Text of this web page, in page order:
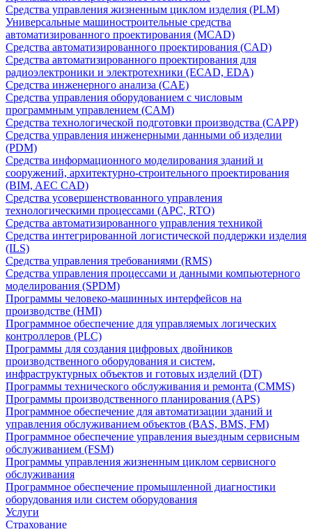
Средства управления жизненным циклом изделия (PLM)
Универсальные машиностроительные средства
автоматизированного проектирования (MCAD)
Средства автоматизированного проектирования (CAD)
Средства автоматизированного проектирования для
радиоэлектроники и электротехники (ECAD, EDA)
Средства инженерного анализа (CAE)
Средства управления оборудованием с числовым
программным управлением (CAM)
Средства технологической подготовки производства (CAPP)
Средства управления инженерными данными об изделии
(PDM)
Средства информационного моделирования зданий и
сооружений, архитектурно-строительного проектирования
(BIM, AEC CAD)
Средства усовершенствованного управления
технологическими процессами (APC, RTO)
Средства автоматизированного управления техникой
Средства интегрированной логистической поддержки изделия
(ILS)
Средства управления требованиями (RMS)
Средства управления процессами и данными компьютерного
моделирования (SPDM)
Программы человеко-машинных интерфейсов на
производстве (HMI)
Программное обеспечение для управляемых логических
контроллеров (PLC)
Программы для создания цифровых двойников
производственного оборудования и систем,
инфраструктурных объектов и готовых изделий (DT)
Программы технического обслуживания и ремонта (CMMS)
Программы производственного планирования (APS)
Программное обеспечение для автоматизации зданий и
управления обслуживанием объектов (BAS, BMS, FM)
Программное обеспечение управления выездным сервисным
обслуживанием (FSM)
Программы управления жизненным циклом сервисного
обслуживания
Программное обеспечение промышленной диагностики
оборудования или систем оборудования
Услуги
Страхование